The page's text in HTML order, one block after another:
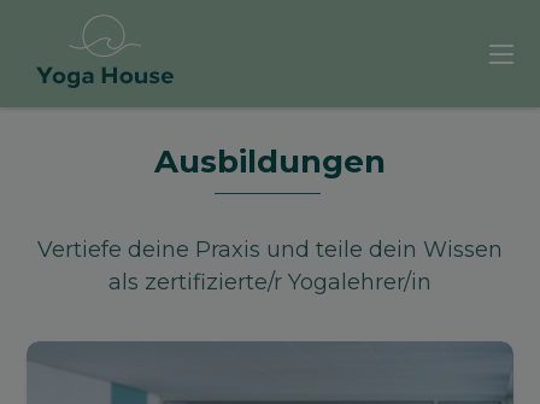
Ausbildungen
Vertiefe deine Praxis und teile dein Wissen
als zertifizierte/r Yogalehrer/in